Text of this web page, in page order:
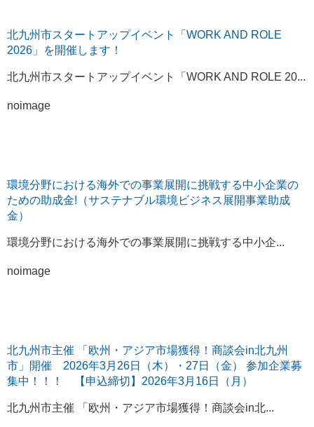
北九州市スタートアップイベント「WORK AND ROLE
2026」を開催します！
北九州市スタートアップイベント「WORK AND ROLE 20...
noimage
環境分野における海外での事業展開に挑戦する中小企業の
ための助成金!（サステナブル環境ビジネス展開事業助成
金）
環境分野における海外での事業展開に挑戦する中小企...
noimage
北九州市主催 「欧州・アジア市場獲得！商談会in北九州
市」開催 2026年3月26日（木）・27日（金） 参加企業募
集中！！！ 【申込締切】2026年3月16日（月）
北九州市主催 「欧州・アジア市場獲得！商談会in北...